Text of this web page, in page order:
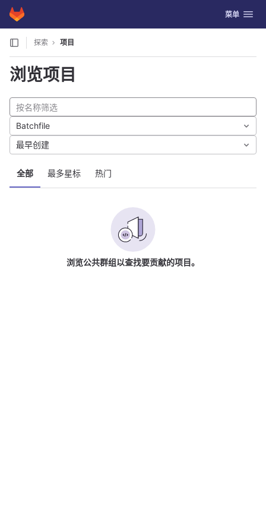
Skip to content
GitLab 切换导航
菜单
探索 项目
浏览项目
全部 最多星标 热门
Batchfile
最早创建
浏览公共群组以查找要贡献的项目。